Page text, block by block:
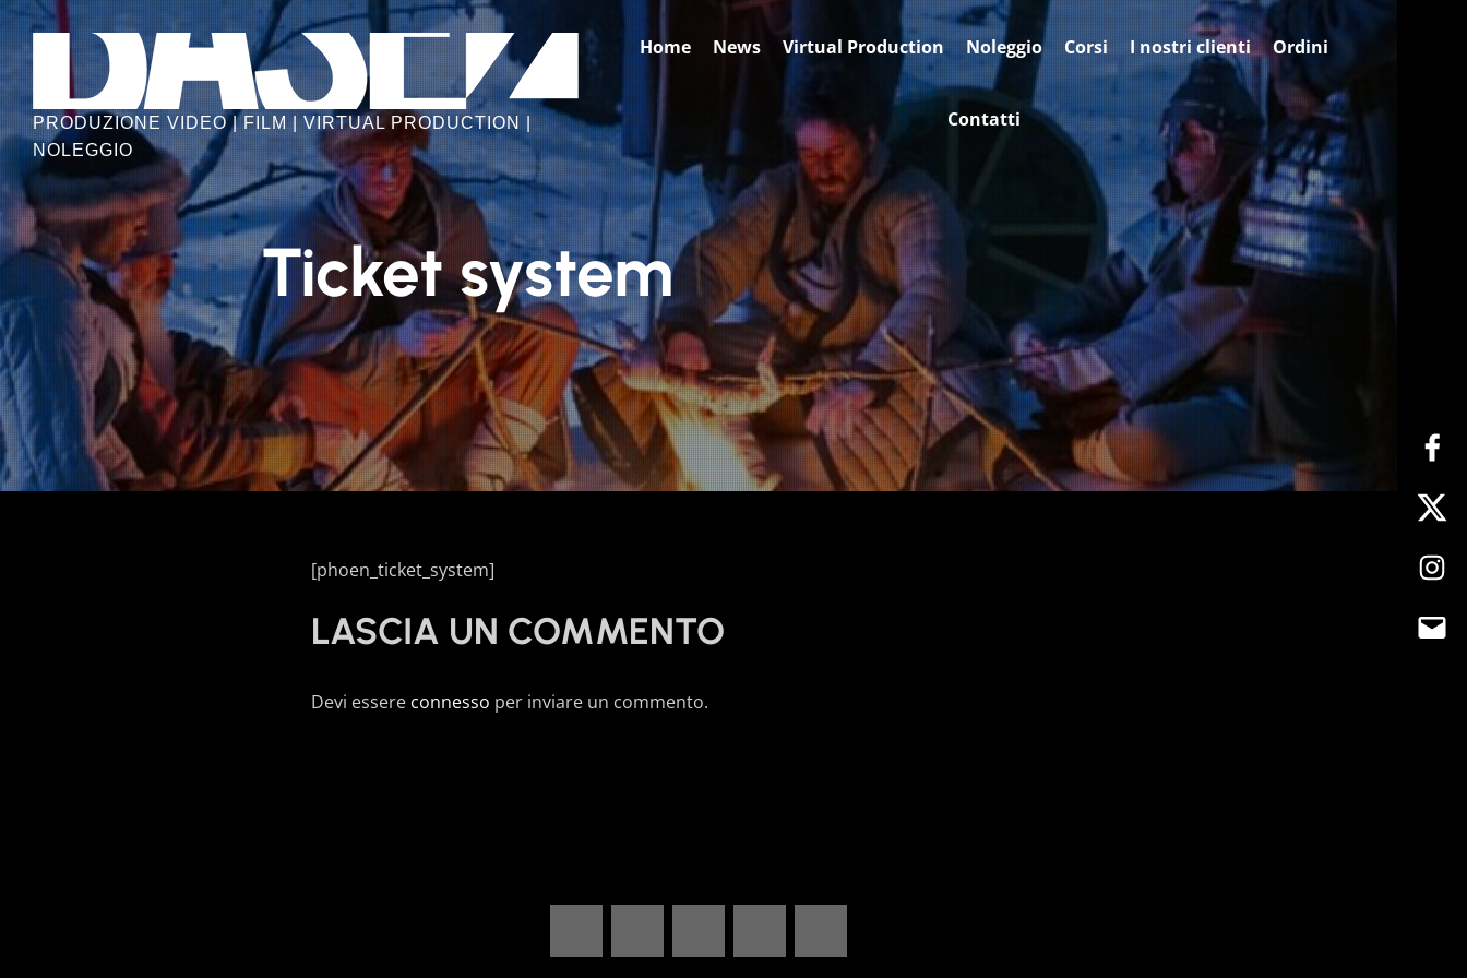
Skip
the
content
BASE2
FACTORY
PRODUZIONE VIDEO | FILM | VIRTUAL PRODUCTION |
NOLEGGIO
Home News Virtual Production Noleggio Corsi I nostri clienti Ordini
Contatti
Ticket system
[phoen_ticket_system]
LASCIA UN COMMENTO
Devi essere connesso per inviare un commento.